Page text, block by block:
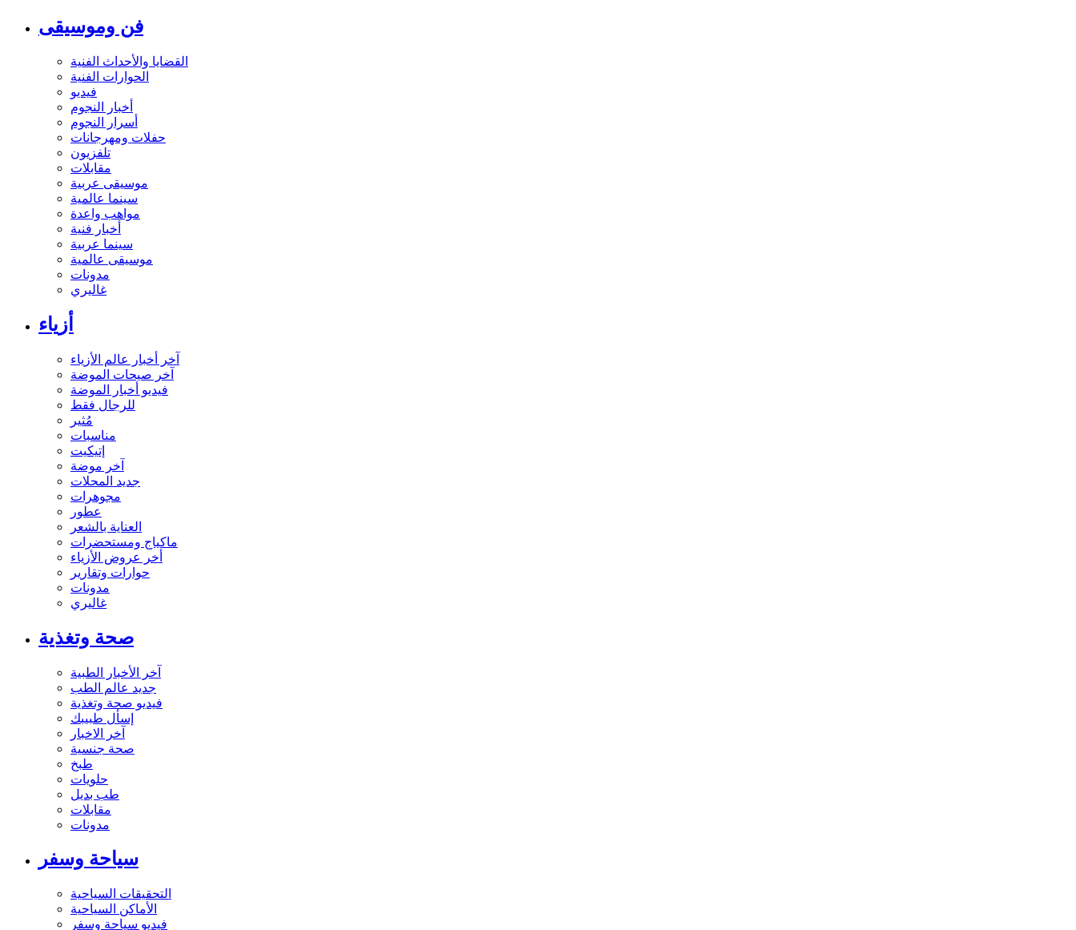
فن وموسيقى
القضايا والأحداث الفنية
الحوارات الفنية
فيديو
أخبار النجوم
أسرار النجوم
حفلات ومهرجانات
تلفزيون
مقابلات
موسيقى عربية
سينما عالمية
مواهب واعدة
أخبار فنية
سينما عربية
موسيقى عالمية
مدونات
غاليري
أزياء
آخر أخبار عالم الأزياء
آخر صيحات الموضة
فيديو أخبار الموضة
للرجال فقط
مُثير
مناسبات
إتيكيت
آخر موضة
جديد المحلات
مجوهرات
عطور
العناية بالشعر
ماكياج ومستحضرات
أخر عروض الأزياء
حوارات وتقارير
مدونات
غاليري
صحة وتغذية
آخر الأخبار الطبية
جديد عالم الطب
فيديو صحة وتغذية
إسأل طبيبك
آخر الاخبار
صحة جنسية
طبخ
حلويات
طب بديل
مقابلات
مدونات
سياحة وسفر
التحقيقات السياحية
الأماكن السياحية
فيديو سياحة وسفر